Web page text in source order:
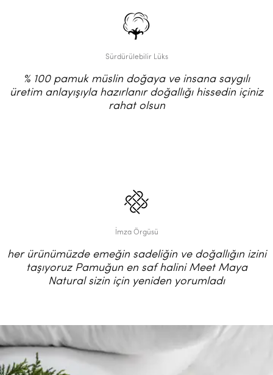
Sürdürülebilir Lüks
% 100 pamuk müslin doğaya ve insana saygılı
üretim anlayışıyla hazırlanır doğallığı hissedin içiniz
rahat olsun
İmza Örgüsü
her ürünümüzde emeğin sadeliğin ve doğallığın izini
taşıyoruz Pamuğun en saf halini Meet Maya
Natural sizin için yeniden yorumladı